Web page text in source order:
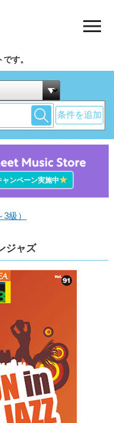
す。
条件を追加
ャンペーン実施中★
級）
ジャズ